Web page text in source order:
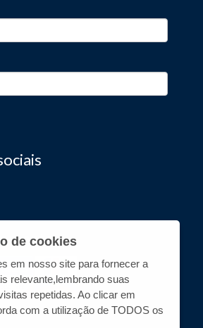
de cookies
em nosso site para fornecer a
relevante,lembrando suas
repetidas. Ao clicar em
com a utilização de TODOS os